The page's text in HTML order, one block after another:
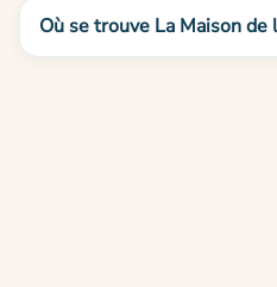
Où se trouve La Maison de